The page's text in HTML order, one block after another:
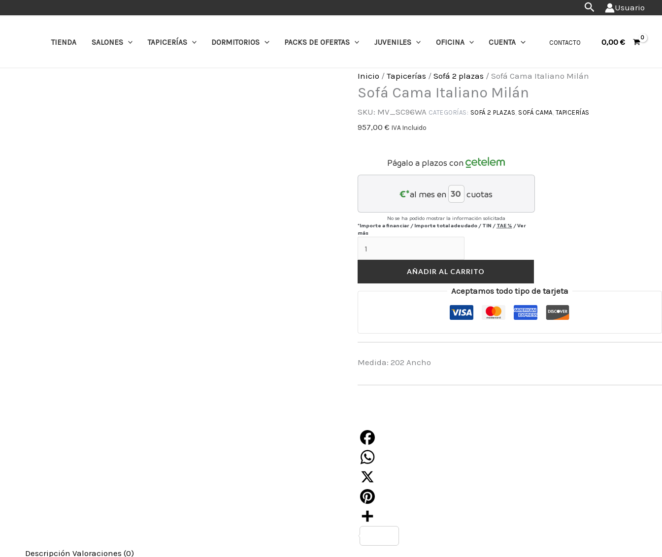
BuscarUsuario
TIENDA SALONES TAPICERÍAS DORMITORIOS PACKS DE OFERTAS JUVENILES OFICINA CUENTA CONTACTO 0,00 €
Inicio / Tapicerías / Sofá 2 plazas / Sofá Cama Italiano Milán
Sofá Cama Italiano Milán
SKU: MV_SC96WA CATEGORÍAS: SOFÁ 2 PLAZAS, SOFÁ CAMA, TAPICERÍAS
957,00 € IVA Incluido
Págalo a plazos con
€*al mes en cuotas
No se ha podido mostrar la información solicitada
*Importe a financiar / Importe total adeudado / TIN / TAE % /Ver
más
Italiano
AÑADIR AL CARRITO
Aceptamos todo tipo de tarjeta
Medida: 202 Ancho
Facebook
WhatsApp
X
Pinterest
Descripción Valoraciones (0)